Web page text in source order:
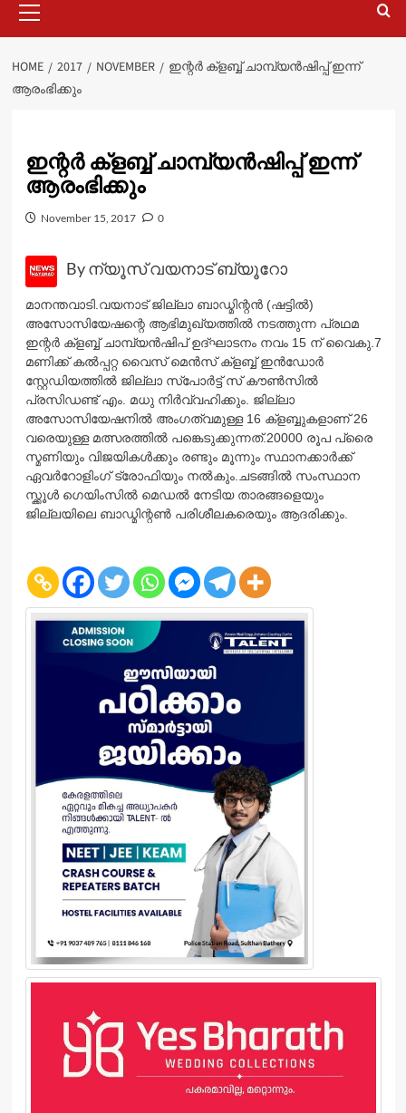
Menu
HOME 2017 NOVEMBER
ഇന്റർ ക്ളബ്ബ് ചാമ്പ്യൻഷിപ്പ് ഇന്ന്
ആരംഭിക്കും
ഇന്റർ ക്ളബ്ബ് ചാമ്പ്യൻഷിപ്പ് ഇന്ന്
ആരംഭിക്കും
November 15, 2017 0
By ന്യൂസ് വയനാട് ബ്യൂറോ
മാനന്തവാടി.വയനാട് ജില്ലാ ബാഡ്മിന്റൻ (ഷട്ടിൽ)
അസോസിയേഷന്റെ ആഭിമുഖ്യത്തിൽ നടത്തുന്ന പ്രഥമ
ഇന്റർ ക്ളബ്ബ് ചാമ്പ്യൻഷിപ് ഉദ്ഘാടനം നവം 15 ന് വൈകു.7
മണിക്ക് കൽപ്പറ്റ വൈസ് മെൻസ് ക്ളബ്ബ് ഇൻഡോർ
സ്റ്റേഡിയത്തിൽ ജില്ലാ സ്പോർട്ട് സ് കൗൺസിൽ
പ്രസിഡണ്ട് എം. മധു നിർവ്വഹിക്കും. ജില്ലാ
അസോസിയേഷനിൽ അംഗത്വമുള്ള 16 ക്ളബ്ബുകളാണ് 26
വരെയുള്ള മത്സരത്തിൽ പങ്കെടുക്കുന്നത്.20000 രൂപ പ്രൈ
സ്മണിയും വിജയികൾക്കും രണ്ടും മൂന്നും സ്ഥാനക്കാർക്ക്
ഏവർറോളിംഗ് ട്രോഫിയും നൽകും.ചടങ്ങിൽ സംസ്ഥാന
സ്ക്കൂൾ ഗെയിംസിൽ മെഡൽ നേടിയ താരങ്ങളെയും
ജില്ലയിലെ ബാഡ്മിന്റൺ പരിശീലകരെയും ആദരിക്കും.